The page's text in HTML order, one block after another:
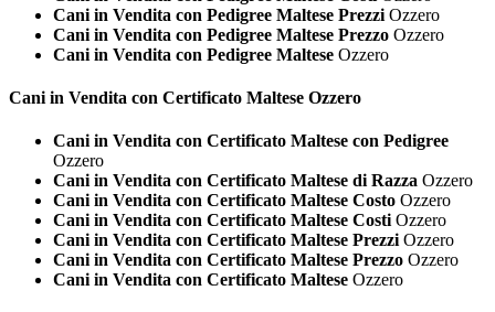
Cani in Vendita con Pedigree Maltese Prezzi Ozzero
Cani in Vendita con Pedigree Maltese Prezzo Ozzero
Cani in Vendita con Pedigree Maltese Ozzero
Cani in Vendita con Certificato Maltese Ozzero
Cani in Vendita con Certificato Maltese con Pedigree
Ozzero
Cani in Vendita con Certificato Maltese di Razza Ozzero
Cani in Vendita con Certificato Maltese Costo Ozzero
Cani in Vendita con Certificato Maltese CostiOzzero
Cani in Vendita con Certificato Maltese PrezziOzzero
Cani in Vendita con Certificato Maltese Prezzo Ozzero
Cani in Vendita con Certificato Maltese Ozzero